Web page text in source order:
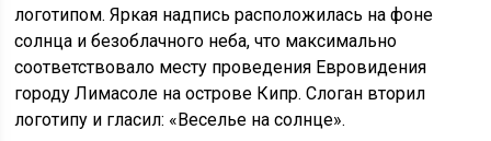
логотипом. Яркая надпись расположилась на фоне
солнца и безоблачного неба, что максимально
соответствовало месту проведения Евровидения
городу Лимасоле на острове Кипр. Слоган вторил
логотипу и гласил: «Веселье на солнце».